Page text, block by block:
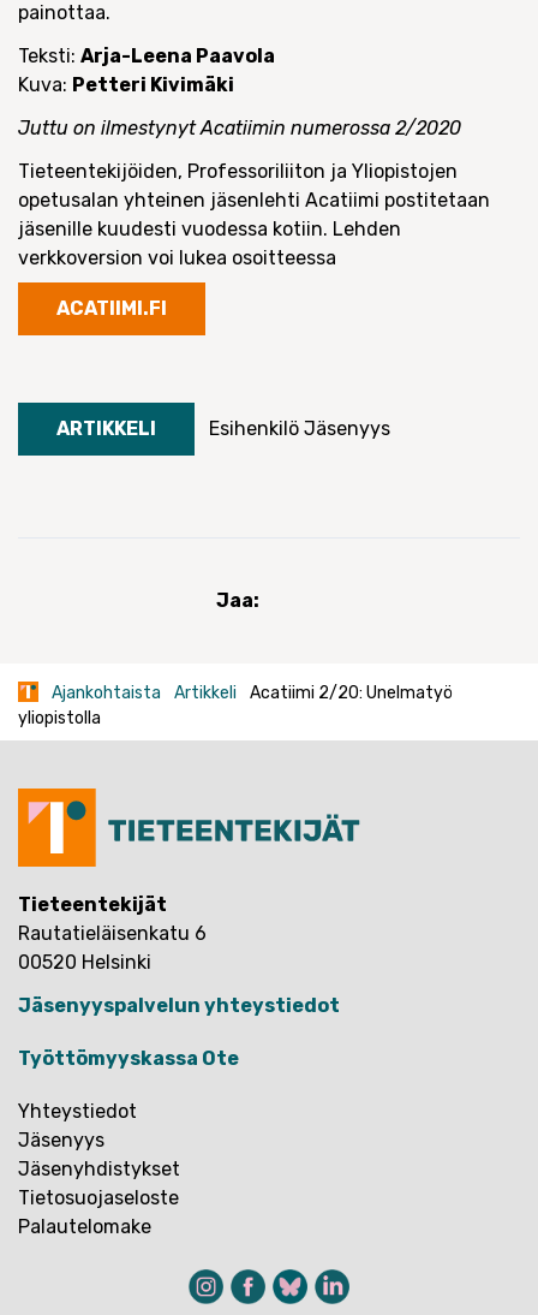
painottaa.
Teksti: Arja-Leena Paavola
Kuva: Petteri Kivimäki
Juttu on ilmestynyt Acatiimin numerossa 2/2020
Tieteentekijöiden, Professoriliiton ja Yliopistojen
opetusalan yhteinen jäsenlehti Acatiimi postitetaan
jäsenille kuudesti vuodessa kotiin. Lehden
verkkoversion voi lukea osoitteessa
ACATIIMI.FI
ARTIKKELI Esihenkilö Jäsenyys
Jaa:
Ajankohtaista Artikkeli
Acatiimi 2/20: Unelmatyö
yliopistolla
Tieteentekijät
Rautatieläisenkatu 6
00520 Helsinki
Jäsenyyspalvelun yhteystiedot
Työttömyyskassa Ote
Yhteystiedot
Jäsenyys
Jäsenyhdistykset
Tietosuojaseloste
Palautelomake